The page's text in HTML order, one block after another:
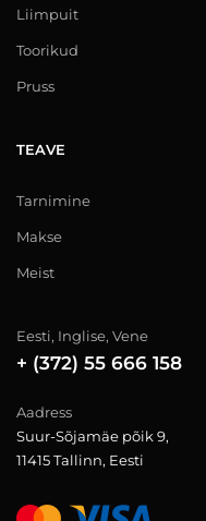
Liimpuit
Toorikud
Pruss
TEAVE
Tarnimine
Makse
Meist
Eesti, Inglise, Vene
+ (372) 55 666 158
Aadress
Suur-Sõjamäe põik 9,
11415 Tallinn, Eesti